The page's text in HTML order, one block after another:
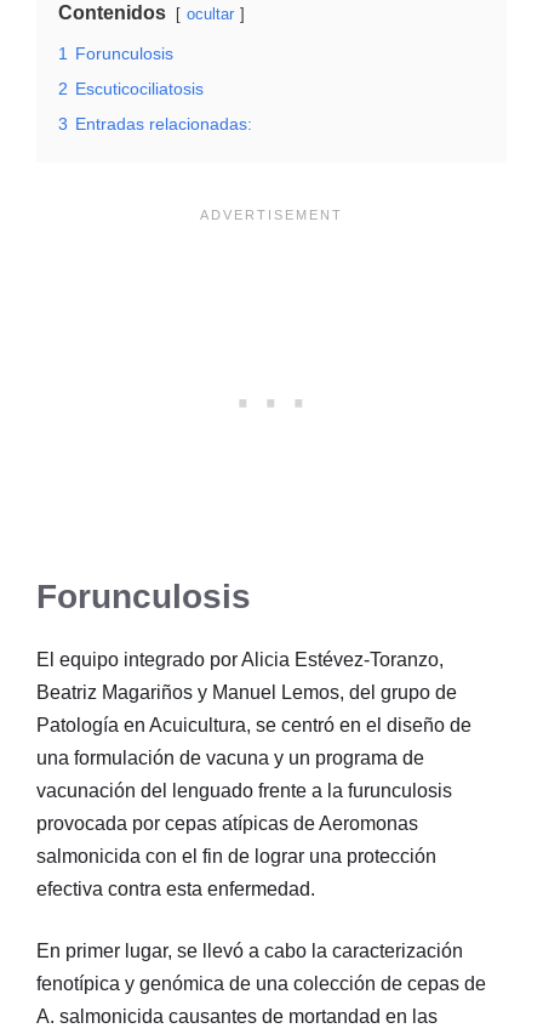
Contenidos ocultar
1
Forunculosis
2 Escuticociliatosis
3 Entradas relacionadas:
Forunculosis
El equipo integrado por Alicia Estévez-Toranzo,
Beatriz Magariños y Manuel Lemos, del grupo de
Patología en Acuicultura, se centró en el diseño de
una formulación de vacuna y un programa de
vacunación del lenguado frente a la furunculosis
provocada por cepas atípicas de Aeromonas
salmonicida con el fin de lograr una protección
efectiva contra esta enfermedad.
En primer lugar, se llevó a cabo la caracterización
fenotípica y genómica de una colección de cepas de
A. salmonicida causantes de mortandad en las